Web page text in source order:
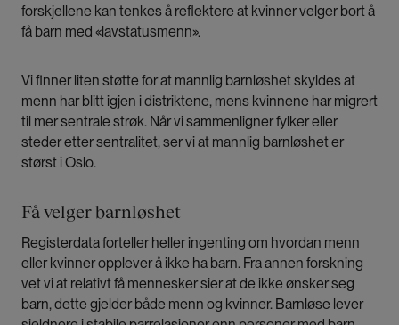
forskjellene kan tenkes å reflektere at kvinner velger bort å
få barn med «lavstatusmenn».
Vi finner liten støtte for at mannlig barnløshet skyldes at
menn har blitt igjen i distriktene, mens kvinnene har migrert
til mer sentrale strøk. Når vi sammenligner fylker eller
steder etter sentralitet, ser vi at mannlig barnløshet er
størst i Oslo.
Få velger barnløshet
Registerdata forteller heller ingenting om hvordan menn
eller kvinner opplever å ikke ha barn. Fra annen forskning
vet vi at relativt få mennesker sier at de ikke ønsker seg
barn, dette gjelder både menn og kvinner. Barnløse lever